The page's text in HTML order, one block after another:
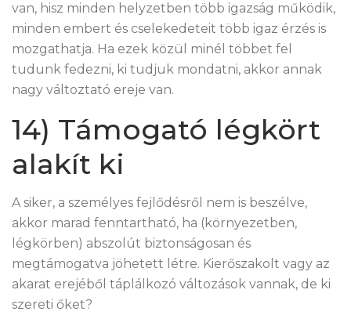
van, hisz minden helyzetben több igazság működik,
minden embert és cselekedeteit több igaz érzés is
mozgathatja. Ha ezek közül minél többet fel
tudunk fedezni, ki tudjuk mondatni, akkor annak
nagy változtató ereje van.
14) Támogató légkört
alakít ki
A siker, a személyes fejlődésről nem is beszélve,
akkor marad fenntartható, ha (környezetben,
légkörben) abszolút biztonságosan és
megtámogatva jöhetett létre. Kierőszakolt vagy az
akarat erejéből táplálkozó változások vannak, de ki
szereti őket?